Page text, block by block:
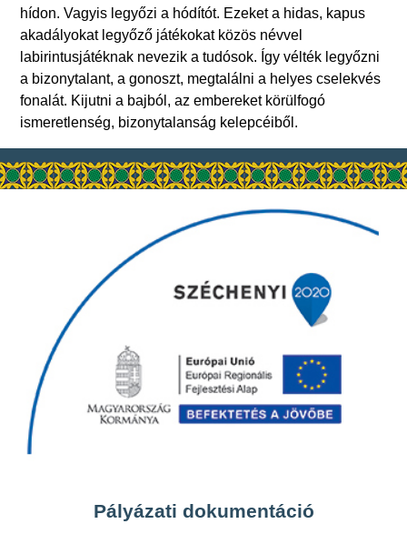
hídon. Vagyis legyőzi a hódítót. Ezeket a hidas, kapus
akadályokat legyőző játékokat közös névvel
labirintusjátéknak nevezik a tudósok. Így vélték legyőzni
a bizonytalant, a gonoszt, megtalálni a helyes cselekvés
fonalát. Kijutni a bajból, az embereket körülfogó
ismeretlenség, bizonytalanság kelepcéiből.
Pályázati dokumentáció